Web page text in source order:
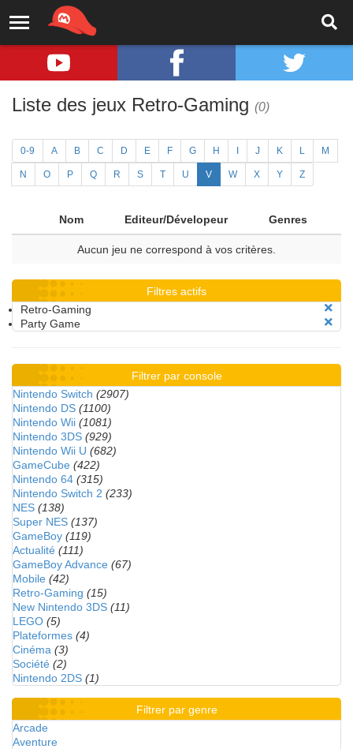
Liste des jeux Retro-Gaming (0)
0-9 A B C D E F G H J K L M
N O P Q R S T U V W X Y Z
Nom Editeur/Dévelopeur Genres
Aucun jeu ne correspond à vos critères.
Filtres actifs
Retro-Gaming
Party Game
Filtrer par console
Nintendo Switch (2907)
Nintendo DS (1100)
Nintendo Wii (1081)
Nintendo 3DS (929)
Nintendo Wii U (682)
GameCube (422)
Nintendo 64 (315)
Nintendo Switch 2 (233)
NES (138)
Super NES (137)
GameBoy (119)
Actualité (111)
GameBoy Advance (67)
Mobile (42)
Retro-Gaming (15)
New Nintendo 3DS (11)
LEGO (5)
Plateformes (4)
Cinéma (3)
Société (2)
Nintendo 2DS (1)
Filtrer par genre
Arcade
Aventure